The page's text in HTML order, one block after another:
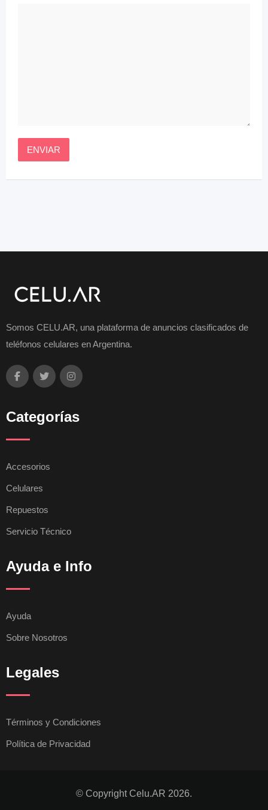
Somos CELU.AR, una plataforma de anuncios clasificados de
teléfonos celulares en Argentina.
Categorías
Accesorios
Celulares
Repuestos
Servicio Técnico
Ayuda e Info
Ayuda
Sobre Nosotros
Legales
Términos y Condiciones
Política de Privacidad
© Copyright Celu.AR 2026.